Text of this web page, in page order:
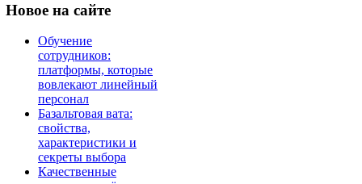
Новое на сайте
Обучение
сотрудников:
платформы, которые
вовлекают линейный
персонал
Базальтовая вата:
свойства,
характеристики и
секреты выбора
Качественные